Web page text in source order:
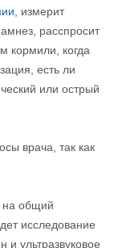
, измерит
расспросит
кормили, когда
есть ли
или острый
врача, так как
на общий
исследование
и ультразвуковое